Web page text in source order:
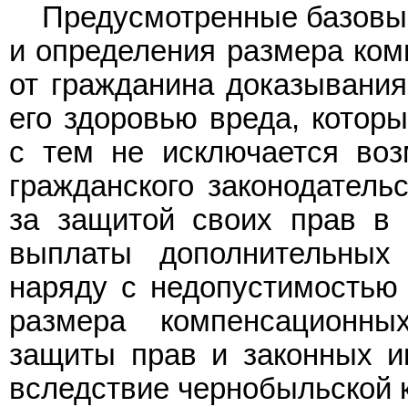
Предусмотренные
и определения размера
от гражданина
его здоровью вреда,
с тем не исключается
гражданского
за защитой своих прав в
выплаты
наряду с
размера
защиты прав и законных
вследствие чернобыльской